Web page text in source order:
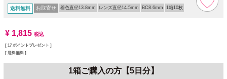
送料無料 お取寄せ 着色直径13.8mm レンズ直径14.5mm BC8.6mm 1箱10枚
¥ 1,815 税込
[ 17 ポイントプレゼント ]
送料無料
1箱ご購入の方【5日分】